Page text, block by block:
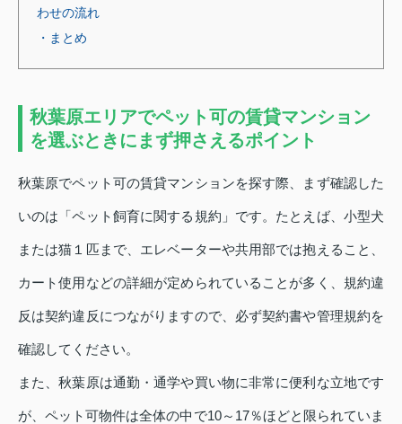
わせの流れ
・まとめ
秋葉原エリアでペット可の賃貸マンション
を選ぶときにまず押さえるポイント
秋葉原でペット可の賃貸マンションを探す際、まず確認した
いのは「ペット飼育に関する規約」です。たとえば、小型犬
または猫１匹まで、エレベーターや共用部では抱えること、
カート使用などの詳細が定められていることが多く、規約違
反は契約違反につながりますので、必ず契約書や管理規約を
確認してください。
また、秋葉原は通勤・通学や買い物に非常に便利な立地です
が、ペット可物件は全体の中で10～17％ほどと限られていま